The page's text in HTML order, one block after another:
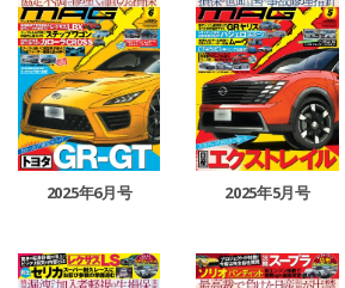
2025年6月号 2025年5月号